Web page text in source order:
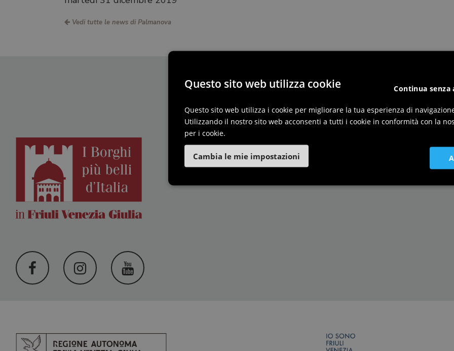
Vedi tutte le news di Palmanova
I Borghi più belli d'Italia in
Friuli Venezia Giulia
Questo sito web utilizza cookie
Questo sito web utilizza i cookie per migliorare la tua esperienza di
Utilizzando il nostro sito web acconsenti a tutti i cookie in conformità con la
per i cookie.
Continua senza
Cambia le mie impostazioni